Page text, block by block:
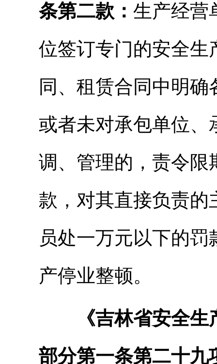
条第二款：生产经营
位签订专门的安全生
同、租赁合同中明
或者未对承包单位、
调、管理的，责令限
款，对其直接负责
员处一万元以下的
产停业整顿。
《吉林省安全
部分第一条第二十九